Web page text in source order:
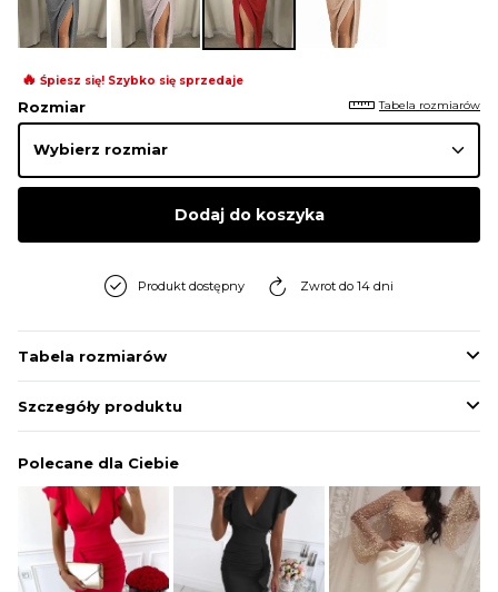
🔥 Śpiesz się! Szybko się sprzedaje
Rozmiar Tabela rozmiarów
Dodaj do koszyka
Produkt dostępny Zwrot do 14 dni
Tabela rozmiarów
Szczegóły produktu
Polecane dla Ciebie